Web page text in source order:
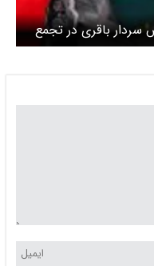
باقری در تجمع